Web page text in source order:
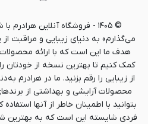
© ۱۴۰۵ - فروشگاه آنلاین هرادرم
می‌گذارم» به دنیای زیبایی و
هدف ما این است که با ارائه
کمک کنیم تا بهترین نسخه از خودتان
از زیبایی را رقم بزنید. ما در هرادرم
محصولات آرایشی و بهداشتی از
بتوانید با اطمینان خاطر از آنها
فردی شایسته این است که به بهترین